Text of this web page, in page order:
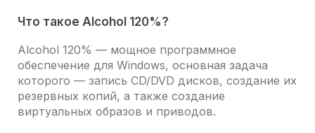
Что такое Alcohol 120%?
Alcohol 120% — мощное программное
обеспечение для Windows, основная задача
которого — запись CD/DVD дисков, создание их
резервных копий, а также создание
виртуальных образов и приводов.